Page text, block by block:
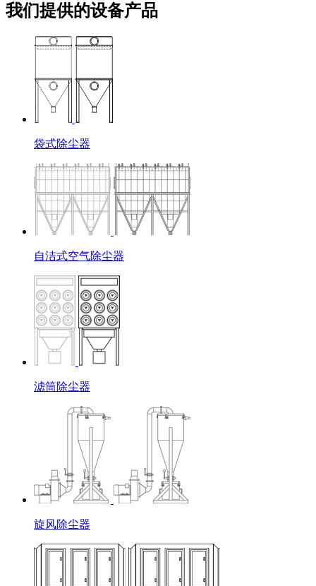
我们提供的设备产品
袋式除尘器
自洁式空气除尘器
滤筒除尘器
旋风除尘器